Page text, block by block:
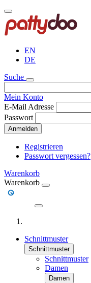
Direkt
zum
Inhalt
EN
DE
Suche
Mein Konto
E-Mail Adresse
Passwort
Anmelden
Registrieren
Passwort vergessen?
Warenkorb
Warenkorb
Schnittmuster
Schnittmuster
Schnittmuster
Damen
Damen